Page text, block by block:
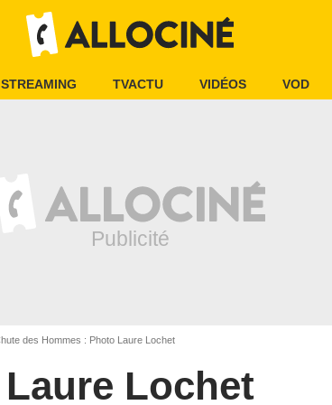
STREAMING TVACTU VIDÉOS VOD
des Hommes : Photo Laure Lochet
Laure Lochet